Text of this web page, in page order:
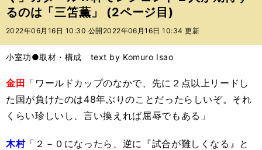
テ
ー
バ
るのは「三笘薫」 (2ページ目)
2022年06月16日 10:30 公開 2022年06月16日 10:34 更新
小室功●取材・構成 text by Komuro Isao
金田 「ワールドカップのなかで、先に２点以上リードし
た国が負けたのは48年ぶりのことだったらしいぞ。それ
くらい珍しいし、言い換えれば屈辱でもある」
木村「２－０になったら、逆に『試合が難しくなる』と